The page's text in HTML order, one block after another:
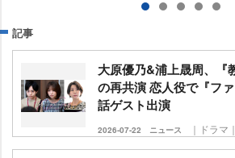
記事
大原優乃&浦上晟周、『
の再共演 恋人役で『フ
話ゲスト出演
2026-07-22 ニュース ｜ドラマ｜